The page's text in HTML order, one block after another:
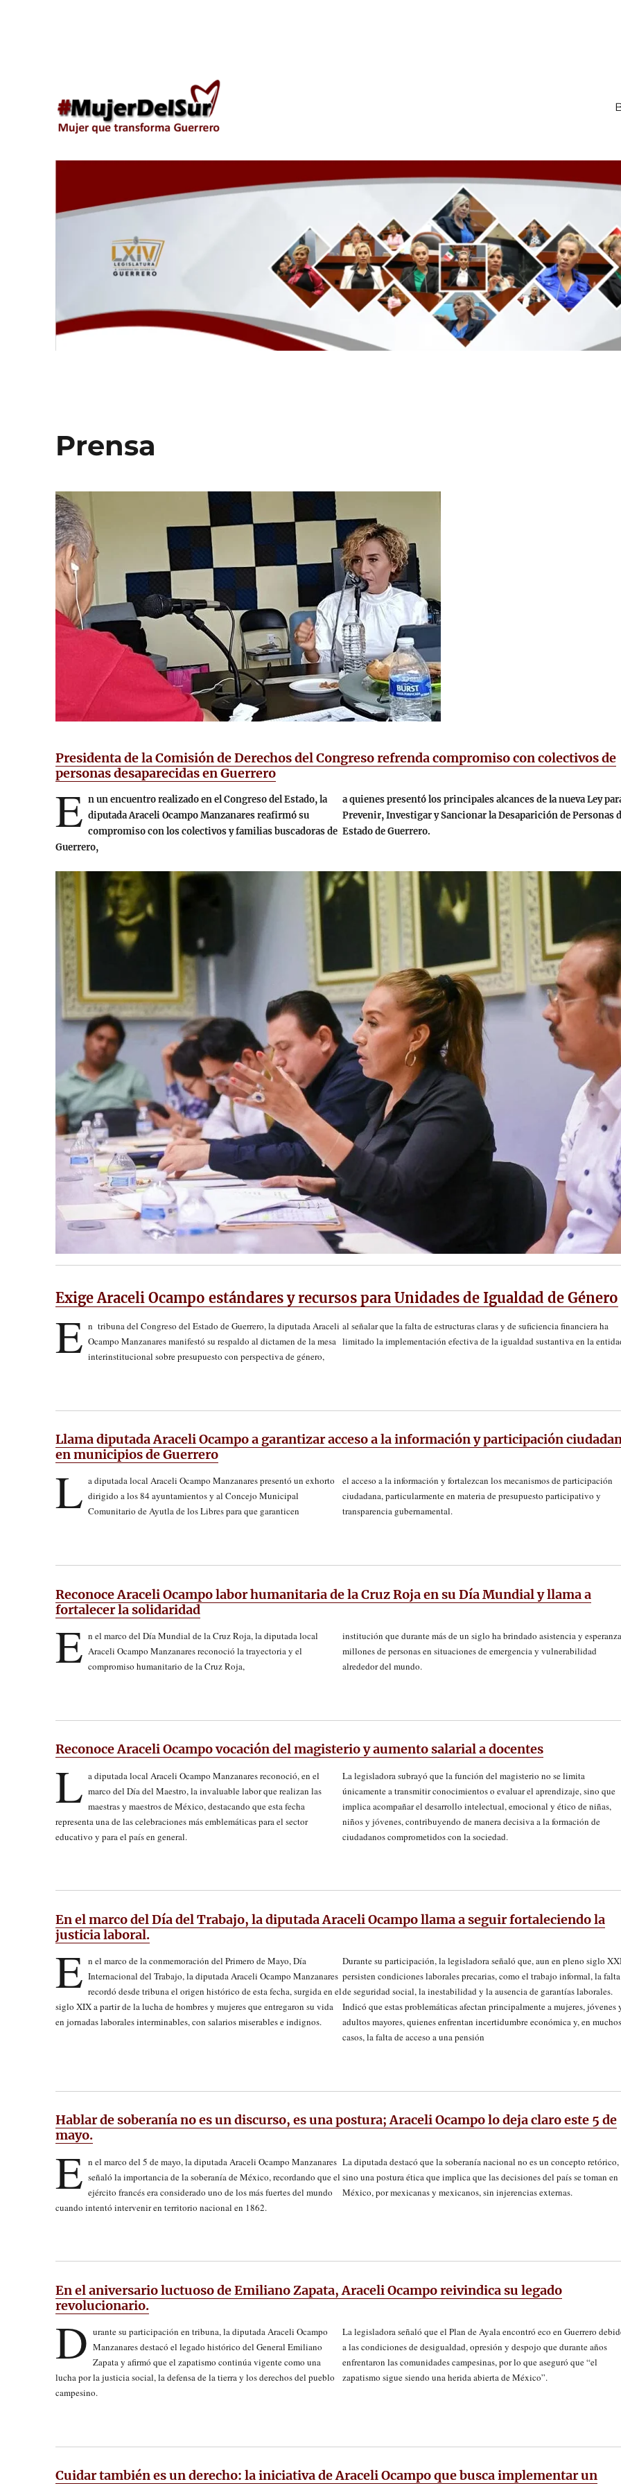
Araceli Ocampo Manzanares
Prensa
Presidenta de la Comisión de Derechos del Congreso refrenda compromiso con colectivos de
personas desaparecidas en Guerrero
E n un encuentro realizado en el Congreso del Estado, la
diputada Araceli Ocampo Manzanares reafirmó su
compromiso con los colectivos y familias buscadoras de
Guerrero,
a quienes presentó los principales alcances de la nueva Ley
Prevenir, Investigar y Sancionar la Desaparición de Personas
Estado de Guerrero.
Exige Araceli Ocampo estándares y recursos para Unidades de Igualdad de Género
E n tribuna del Congreso del Estado de Guerrero, la diputada Araceli
Ocampo Manzanares manifestó su respaldo al dictamen de la mesa
interinstitucional sobre presupuesto con perspectiva de género,
al señalar que la falta de estructuras claras y de suficiencia financiera ha
limitado la implementación efectiva de la igualdad sustantiva en la
Llama diputada Araceli Ocampo a garantizar acceso a la información y participación
en municipios de Guerrero
L a diputada local Araceli Ocampo Manzanares presentó un exhorto
dirigido a los 84 ayuntamientos y al Concejo Municipal
Comunitario de Ayutla de los Libres para que garanticen
el acceso a la información y fortalezcan los mecanismos de participación
ciudadana, particularmente en materia de presupuesto participativo y
transparencia gubernamental.
Reconoce Araceli Ocampo labor humanitaria de la Cruz Roja en su Día Mundial y llama a
fortalecer la solidaridad
E n el marco del Día Mundial de la Cruz Roja, la diputada local
Araceli Ocampo Manzanares reconoció la trayectoria y el
compromiso humanitario de la Cruz Roja,
institución que durante más de un siglo ha brindado asistencia y
millones de personas en situaciones de emergencia y vulnerabilidad
alrededor del mundo.
Reconoce Araceli Ocampo vocación del magisterio y aumento salarial a docentes
L a diputada local Araceli Ocampo Manzanares reconoció, en el
marco del Día del Maestro, la invaluable labor que realizan las
maestras y maestros de México, destacando que esta fecha
representa una de las celebraciones más emblemáticas para el sector
educativo y para el país en general.
La legisladora subrayó que la función del magisterio no se limita
únicamente a transmitir conocimientos o evaluar el aprendizaje, sino que
implica acompañar el desarrollo intelectual, emocional y ético de niñas,
niños y jóvenes, contribuyendo de manera decisiva a la formación de
ciudadanos comprometidos con la sociedad.
En el marco del Día del Trabajo, la diputada Araceli Ocampo llama a seguir fortaleciendo la
justicia laboral.
E n el marco de la conmemoración del Primero de Mayo, Día
Internacional del Trabajo, la diputada Araceli Ocampo Manzanares
recordó desde tribuna el origen histórico de esta fecha, surgida en el
siglo XIX a partir de la lucha de hombres y mujeres que entregaron su vida
en jornadas laborales interminables, con salarios miserables e indignos.
Durante su participación, la legisladora señaló que, aun en pleno siglo
persisten condiciones laborales precarias, como el trabajo informal, la falta
de seguridad social, la inestabilidad y la ausencia de garantías laborales.
Indicó que estas problemáticas afectan principalmente a mujeres, jóvenes
adultos mayores, quienes enfrentan incertidumbre económica y, en muchos
casos, la falta de acceso a una pensión
Hablar de soberanía no es un discurso, es una postura; Araceli Ocampo lo deja claro este 5 de
mayo.
E n el marco del 5 de mayo, la diputada Araceli Ocampo Manzanares
señaló la importancia de la soberanía de México, recordando que el
ejército francés era considerado uno de los más fuertes del mundo
cuando intentó intervenir en territorio nacional en 1862.
La diputada destacó que la soberanía nacional no es un concepto retórico,
sino una postura ética que implica que las decisiones del país se toman en
México, por mexicanas y mexicanos, sin injerencias externas.
En el aniversario luctuoso de Emiliano Zapata, Araceli Ocampo reivindica su legado
revolucionario.
D urante su participación en tribuna, la diputada Araceli Ocampo
Manzanares destacó el legado histórico del General Emiliano
Zapata y afirmó que el zapatismo continúa vigente como una
lucha por la justicia social, la defensa de la tierra y los derechos del pueblo
campesino.
La legisladora señaló que el Plan de Ayala encontró eco en Guerrero
a las condiciones de desigualdad, opresión y despojo que durante años
enfrentaron las comunidades campesinas, por lo que aseguró que “el
zapatismo sigue siendo una herida abierta de México”.
Cuidar también es un derecho: la iniciativa de Araceli Ocampo que busca implementar un